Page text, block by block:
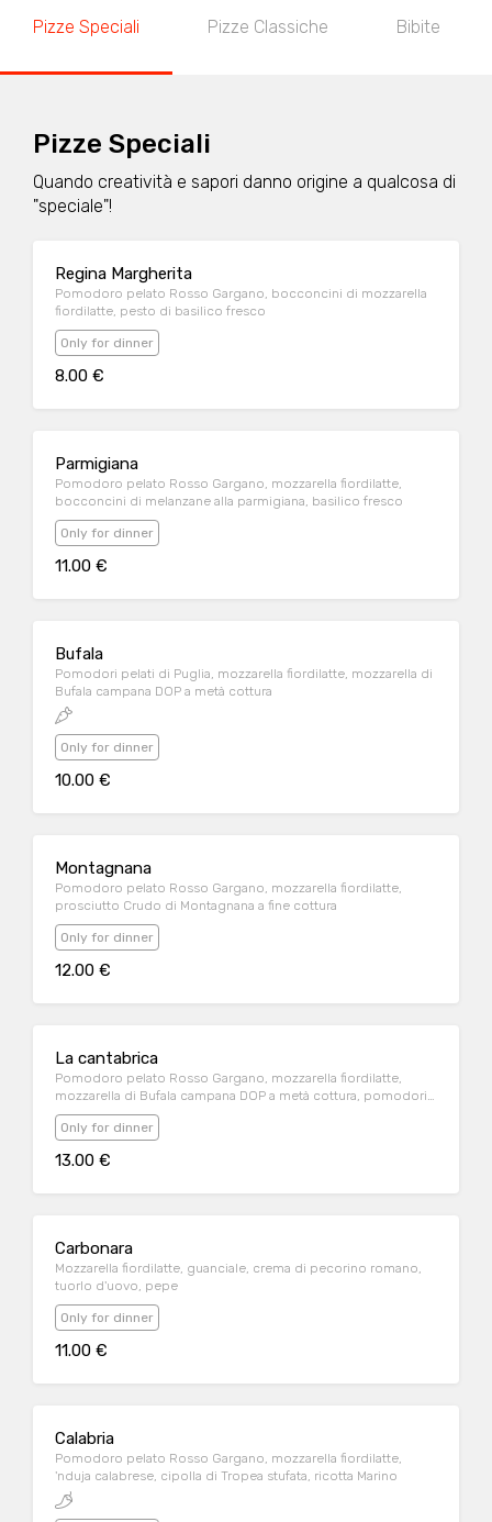
Pizze Speciali Pizze Classiche Bibite
Pizze Speciali
Quando creatività e sapori danno origine a qualcosa di
"speciale"!
Regina Margherita
Pomodoro pelato Rosso Gargano, bocconcini di mozzarella
fiordilatte, pesto di basilico fresco
Only for dinner
8.00 €
Parmigiana
Pomodoro pelato Rosso Gargano, mozzarella fiordilatte,
bocconcini di melanzane alla parmigiana, basilico fresco
Only for dinner
11.00 €
Bufala
Pomodori pelati di Puglia, mozzarella fiordilatte, mozzarella di
Bufala campana DOP a metà cottura
Only for dinner
10.00 €
Montagnana
Pomodoro pelato Rosso Gargano, mozzarella fiordilatte,
prosciutto Crudo di Montagnana a fine cottura
Only for dinner
12.00 €
La cantabrica
Pomodoro pelato Rosso Gargano, mozzarella fiordilatte,
mozzarella di Bufala campana DOP a metà cottura, pomodori
sott'olio, capperi al sale, olive taggiasche, acciughe del Mar
Cantabrico
Only for dinner
13.00 €
Carbonara
Mozzarella fiordilatte, guanciale, crema di pecorino romano,
tuorlo d'uovo, pepe
Only for dinner
11.00 €
Calabria
Pomodoro pelato Rosso Gargano, mozzarella fiordilatte,
'nduja calabrese, cipolla di Tropea stufata, ricotta Marino